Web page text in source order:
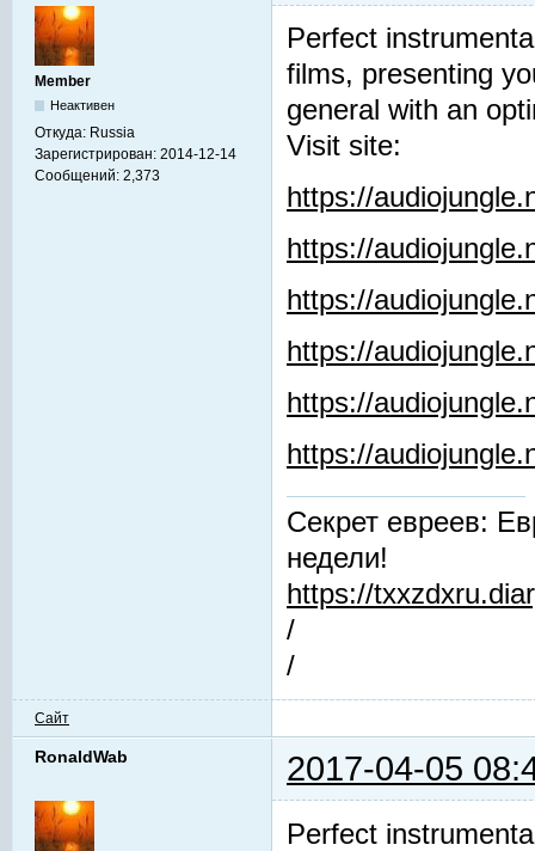
Member
Неактивен
Откуда: Russia
Зарегистрирован: 2014-12-14
Сообщений: 2,373
Perfect
films, presenting
general with an
Visit site:
https://
https://
https://
https://
https://
https://
Секрет евреев:
недели!
https://
/
/
Сайт
RonaldWab 2017-04-05
Perfect